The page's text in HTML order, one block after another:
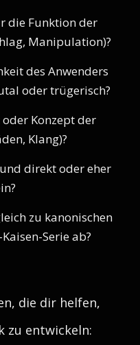
die Funktion der
Manipulation)?
des Anwenders
oder trügerisch?
Konzept der
Klang)?
direkt oder eher
zu kanonischen
Serie ab?
die dir helfen,
zu entwickeln: